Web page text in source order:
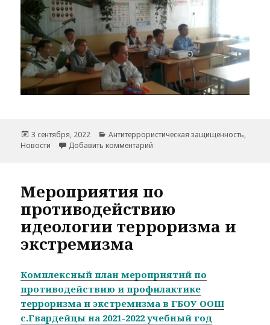
Опубликовано
3 сентября, 2022 Рубрики
Антитеррористическая защищенность,
Новости
Добавить комментарий
Мероприятия по
противодействию
идеологии терроризма и
экстремизма
Комплексный план мероприятий по
противодействию и профилактике
терроризма и экстремизма в ГБОУ ООШ
с.Гвардейцы на 2021-2022 учебный год